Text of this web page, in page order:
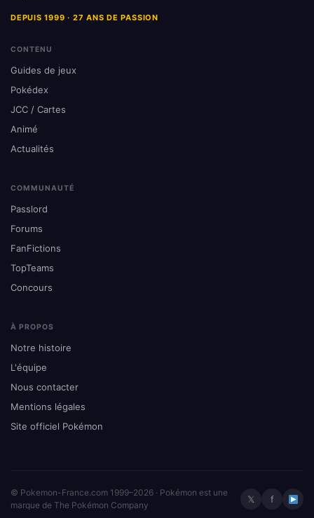
DEPUIS 1999 · 27 ANS DE PASSION
CONTENU
Guides de jeux
Pokédex
JCC / Cartes
Animé
Actualités
COMMUNAUTÉ
Passlord
Forums
FanFictions
TopTeams
Concours
À PROPOS
Notre histoire
L'équipe
Nous contacter
Mentions légales
Site officiel Pokémon
© Pokemon-France.com 1999–2026 · Pokémon est une
marque de The Pokémon Company
𝕏 f